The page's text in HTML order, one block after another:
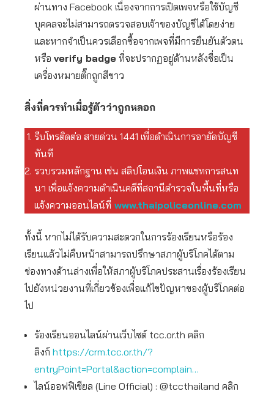
ผ่านทาง Facebook เนื่องจากการเปิดเพจหรือใช้บัญชี
บุคคลจะไม่สามารถตรวจสอบเจ้าของบัญชีได้โดยง่าย
และหากจำเป็นควรเลือกซื้อจากเพจที่มีการยืนยันตัวตน
หรือ verify badge ที่จะปรากฏอยู่ด้านหลังชื่อเป็น
เครื่องหมายติ๊กถูกสีขาว
สิ่งที่ควรทำเมื่อรู้ตัวว่าถูกหลอก
รีบโทรติดต่อ สายด่วน 1441 เพื่อดำเนินการอายัดบัญชี
ทันที
รวบรวมหลักฐาน เช่น สลิปโอนเงิน ภาพแชทการสนท
นา เพื่อแจ้งความดำเนินคดีที่สถานีตำรวจในพื้นที่หรือ
แจ้งความออนไลน์ที่ www.thaipoliceonline.com
ทั้งนี้ หากไม่ได้รับความสะดวกในการร้องเรียนหรือร้อง
เรียนแล้วไม่คืบหน้าสามารถปรึกษาสภาผู้บริโภคได้ตาม
ช่องทางด้านล่างเพื่อให้สภาผู้บริโภคประสานเรื่องร้องเรียน
ไปยังหน่วยงานที่เกี่ยวข้องเพื่อแก้ไขปัญหาของผู้บริโภคต่อ
ไป
ร้องเรียนออนไลน์ผ่านเว็บไซต์ tcc.or.th คลิก
ลิงก์ https://crm.tcc.or.th/?
entryPoint=Portal&action=complain…
ไลน์ออฟฟิเชียล (Line Official) : @tccthailand คลิก